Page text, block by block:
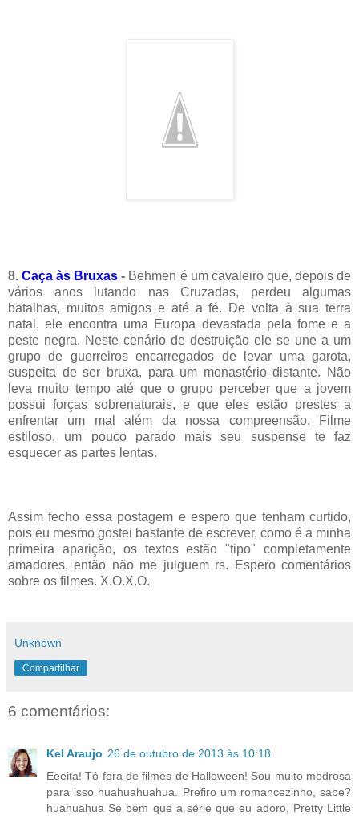
8.Caça às Bruxas - Behmen é um cavaleiro que, depois de
vários anos lutando nas Cruzadas, perdeu algumas
batalhas, muitos amigos e até a fé. De volta à sua terra
natal, ele encontra uma Europa devastada pela fome e a
peste negra. Neste cenário de destruição ele se une a um
grupo de guerreiros encarregados de levar uma garota,
suspeita de ser bruxa, para um monastério distante. Não
leva muito tempo até que o grupo perceber que a jovem
possui forças sobrenaturais, e que eles estão prestes a
enfrentar um mal além da nossa compreensão. Filme
estiloso, um pouco parado mais seu suspense te faz
esquecer as partes lentas.
Assim fecho essa postagem e espero que tenham curtido,
pois eu mesmo gostei bastante de escrever, como é a minha
primeira aparição, os textos estão "tipo" completamente
amadores, então não me julguem rs. Espero comentários
sobre os filmes. X.O.X.O.
Unknown
Compartilhar
6 comentários:
Kel Araujo 26 de outubro de 2013 às 10:18
Eeeita! Tô fora de filmes de Halloween! Sou muito medrosa
para isso huahuahuahua. Prefiro um romancezinho, sabe?
huahuahua Se bem que a série que eu adoro, Pretty Little